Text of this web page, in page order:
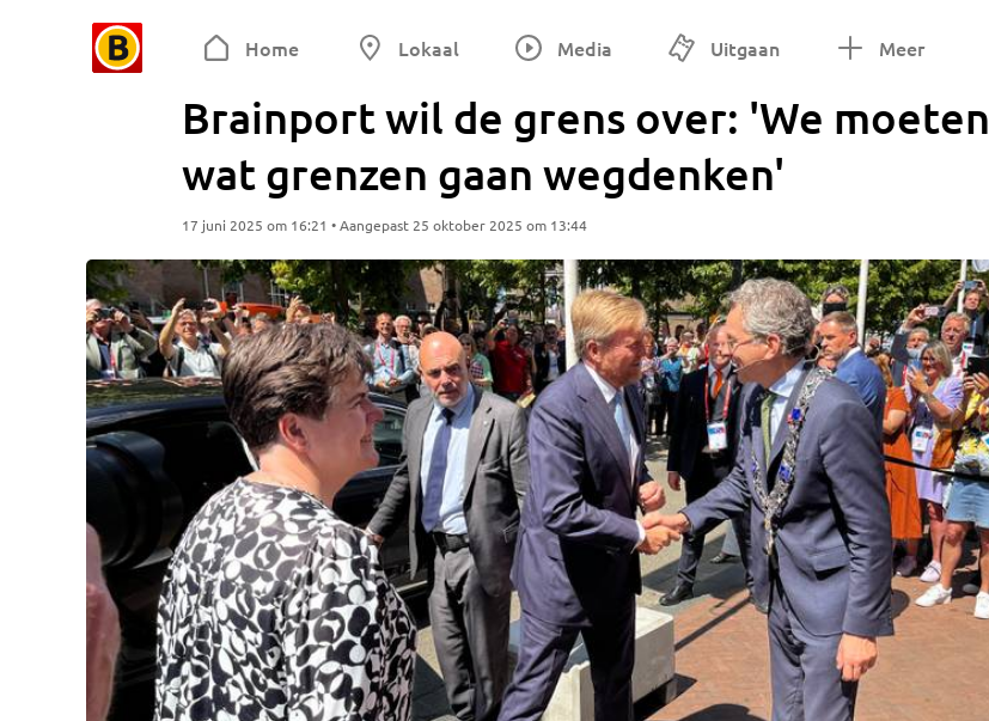
Home Lokaal Media Uitgaan Meer
Brainport wil de grens over: 'We moeten
wat grenzen gaan wegdenken'
17 juni 2025 om 16:21 • Aangepast 25 oktober 2025 om 13:44